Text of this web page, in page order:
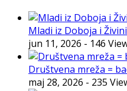
Mladi iz Doboja i
jun 11, 2026 - 146
Društvena mreža =
maj 28, 2026 - 235